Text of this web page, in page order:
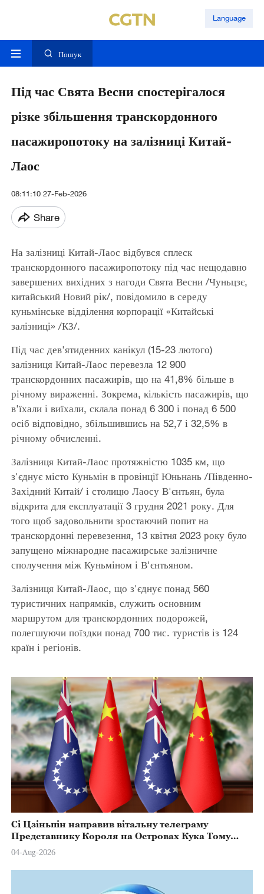
Language
Пошук
Під час Свята Весни спостерігалося
різке збільшення транскордонного
пасажиропотоку на залізниці Китай-
Лаос
08:11:10 27-Feb-2026
Share
На залізниці Китай-Лаос відбувся сплеск
транскордонного пасажиропотоку під час нещодавно
завершених вихідних з нагоди Свята Весни /Чуньцзє,
китайський Новий рік/, повідомило в середу
куньмінське відділення корпорації «Китайські
залізниці» /КЗ/.
Під час дев'ятиденних канікул (15-23 лютого)
залізниця Китай-Лаос перевезла 12 900
транскордонних пасажирів, що на 41,8% більше в
річному вираженні. Зокрема, кількість пасажирів, що
в'їхали і виїхали, склала понад 6 300 і понад 6 500
осіб відповідно, збільшившись на 52,7 і 32,5% в
річному обчисленні.
Залізниця Китай-Лаос протяжністю 1035 км, що
з'єднує місто Куньмін в провінції Юньнань /Південно-
Західний Китай/ і столицю Лаосу В'єнтьян, була
відкрита для експлуатації 3 грудня 2021 року. Для
того щоб задовольнити зростаючий попит на
транскордонні перевезення, 13 квітня 2023 року було
запущено міжнародне пасажирське залізничне
сполучення між Куньміном і В'єнтьяном.
Залізниця Китай-Лаос, що з'єднує понад 560
туристичних напрямків, служить основним
маршрутом для транскордонних подорожей,
полегшуючи поїздки понад 700 тис. туристів із 124
країн і регіонів.
Сі Цзіньпін направив вітальну телеграму
Представнику Короля на Островах Кука Тому
Марстерсу з нагоди Дня Конституції
04-Aug-2026